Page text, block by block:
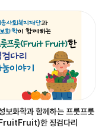
보화학과 함께하는 프룻프룻
한 징검다리